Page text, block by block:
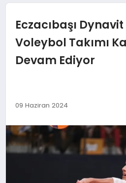
SAĞLIK
TEKNOLOJI
Eczacıbaşı Dynavit
Voleybol Takımı
Devam Ediyor
09 Haziran 2024